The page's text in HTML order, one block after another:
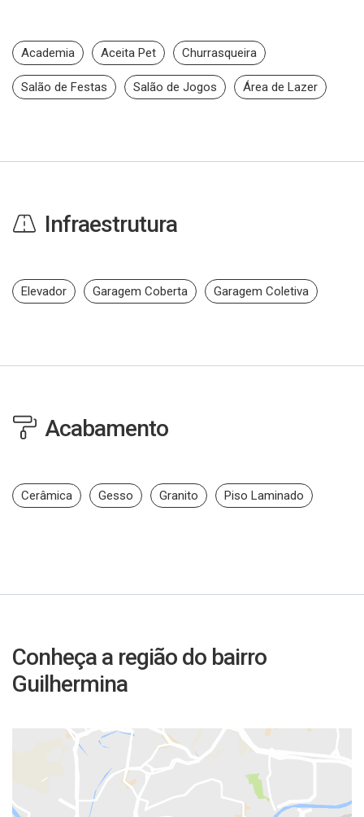
Academia Aceita Pet Churrasqueira
Salão de Festas Salão de Jogos Área de Lazer
Infraestrutura
Elevador Garagem Coberta Garagem Coletiva
Acabamento
Cerâmica Gesso Granito Piso Laminado
Conheça a região do bairro
Guilhermina